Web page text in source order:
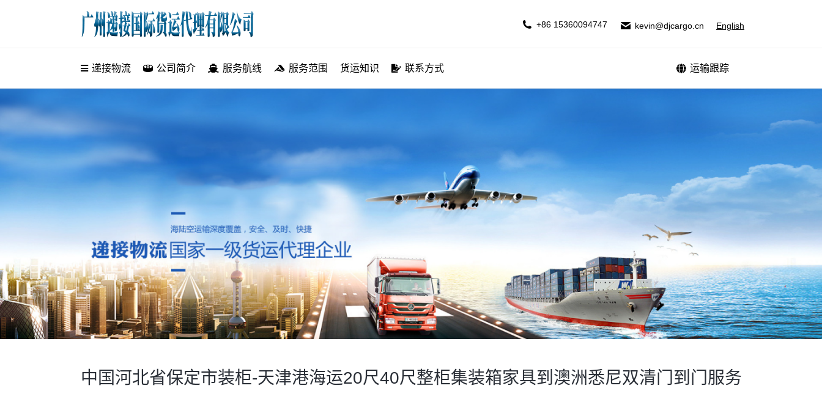
+86 15360094747 kevin@djcargo.cn English
递接物流 公司简介 服务航线 服务范围 货运知识 联系方式 运输跟踪
中国河北省保定市装柜-天津港海运20尺40尺整柜集装箱家具到澳洲悉尼双清门到门服务
递接物流 联系方式 运输跟踪